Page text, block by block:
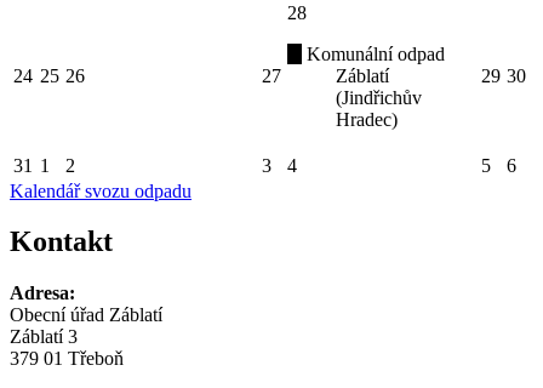
24 25 26 27
28
Komunální odpad
Záblatí
(Jindřichův
Hradec)
29 30
31 1 2 3 4 5
6
Kalendář svozu odpadu
Kontakt
Adresa:
Obecní úřad Záblatí
Záblatí 3
379 01 Třeboň